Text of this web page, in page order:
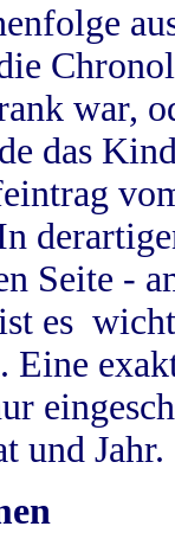
war,
das
Seite -
es
und Jahr.